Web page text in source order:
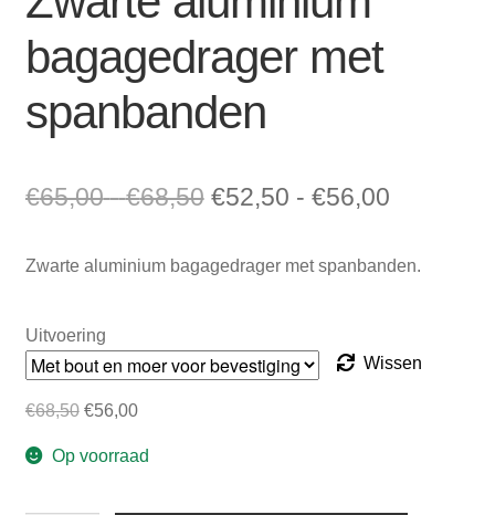
bagagedrager met
spanbanden
€65,00 - €68,50Prijsklasse:
tot
Oorspronkelijke
was:
-
€52,50 - €56,00
tot
Huidige
is:
-
Zwarte aluminium bagagedrager met spanbanden.
Uitvoering
Wissen
€68,50 Oorspronkelijke
was:
€56,00Huidige
is:
Op voorraad